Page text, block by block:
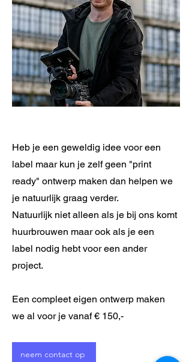
Heb je een geweldig idee voor een
label maar kun je zelf geen "print
ready" ontwerp maken dan helpen we
je natuurlijk graag verder.
Natuurlijk niet alleen als je bij ons komt
huurbrouwen maar ook als je een
label nodig hebt voor een ander
project.
Een compleet eigen ontwerp maken
we al voor je vanaf € 150,-
neem contact op